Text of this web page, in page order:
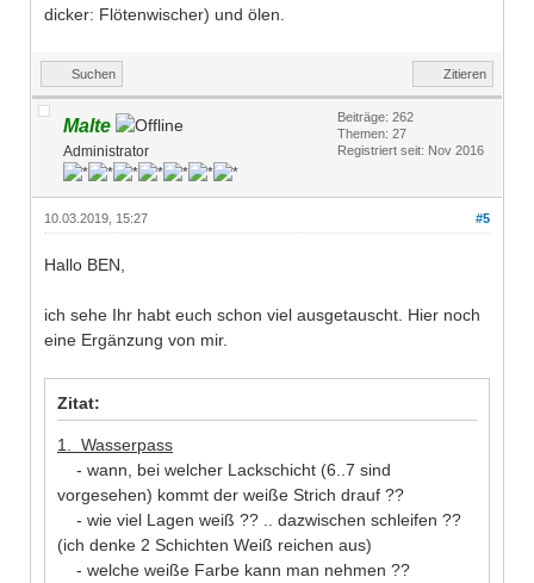
dicker: Flötenwischer) und ölen.
Suchen Zitieren
Malte
Administrator
Beiträge: 262
Themen: 27
Registriert seit: Nov 2016
#5
10.03.2019, 15:27
Hallo BEN,
ich sehe Ihr habt euch schon viel ausgetauscht. Hier noch
eine Ergänzung von mir.
Zitat:
1. Wasserpass
- wann, bei welcher Lackschicht (6..7 sind
vorgesehen) kommt der weiße Strich drauf ??
- wie viel Lagen weiß ?? .. dazwischen schleifen ??
(ich denke 2 Schichten Weiß reichen aus)
- welche weiße Farbe kann man nehmen ??